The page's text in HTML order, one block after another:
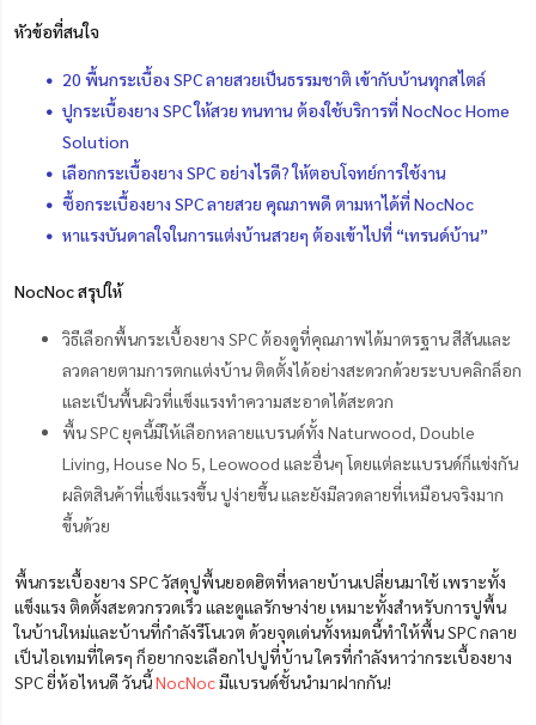
หัวข้อที่สนใจ
20 พื้นกระเบื้อง SPC ลายสวยเป็นธรรมชาติ เข้ากับบ้านทุกสไตล์
ปูกระเบื้องยาง SPC ให้สวย ทนทาน ต้องใช้บริการที่ NocNoc Home
Solution
เลือกกระเบื้องยาง SPC อย่างไรดี? ให้ตอบโจทย์การใช้งาน
ซื้อกระเบื้องยาง SPC ลายสวย คุณภาพดี ตามหาได้ที่ NocNoc
หาแรงบันดาลใจในการแต่งบ้านสวยๆ ต้องเข้าไปที่ “เทรนด์บ้าน”
NocNoc สรุปให้
วิธีเลือกพื้นกระเบื้องยาง SPC ต้องดูที่คุณภาพได้มาตรฐาน สีสันและ
ลวดลายตามการตกแต่งบ้าน ติดตั้งได้อย่างสะดวกด้วยระบบคลิกล็อก
และเป็นพื้นผิวที่แข็งแรงทำความสะอาดได้สะดวก
พื้น SPC ยุคนี้มีให้เลือกหลายแบรนด์ทั้ง Naturwood, Double
Living, House No 5, Leowood และอื่นๆ โดยแต่ละแบรนด์ก็แข่งกัน
ผลิตสินค้าที่แข็งแรงขึ้น ปูง่ายขึ้น และยังมีลวดลายที่เหมือนจริงมาก
ขึ้นด้วย
พื้นกระเบื้องยาง SPC วัสดุปูพื้นยอดฮิตที่หลายบ้านเปลี่ยนมาใช้ เพราะทั้ง
แข็งแรง ติดตั้งสะดวกรวดเร็ว และดูแลรักษาง่าย เหมาะทั้งสำหรับการปูพื้น
ในบ้านใหม่และบ้านที่กำลังรีโนเวต ด้วยจุดเด่นทั้งหมดนี้ทำให้พื้น SPC กลาย
เป็นไอเทมที่ใครๆ ก็อยากจะเลือกไปปูที่บ้าน ใครที่กำลังหาว่ากระเบื้องยาง
SPC ยี่ห้อไหนดี วันนี้NocNocมีแบรนด์ชั้นนำมาฝากกัน!